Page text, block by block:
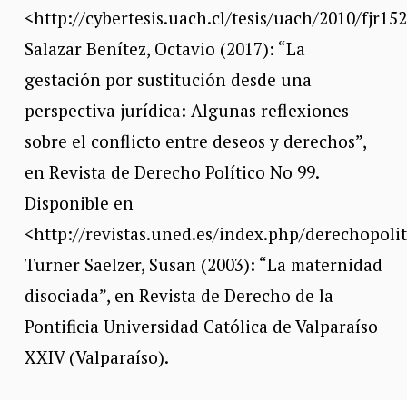
<http://cybertesis.uach.cl/tesis/uach/2010/
Salazar Benítez, Octavio (2017): “La
gestación por sustitución desde una
perspectiva jurídica: Algunas reflexiones
sobre el conflicto entre deseos y derechos”,
en Revista de Derecho Político No 99.
Disponible en
<http://revistas.uned.es/index.php/
Turner Saelzer, Susan (2003): “La maternidad
disociada”, en Revista de Derecho de la
Pontificia Universidad Católica de Valparaíso
XXIV (Valparaíso).